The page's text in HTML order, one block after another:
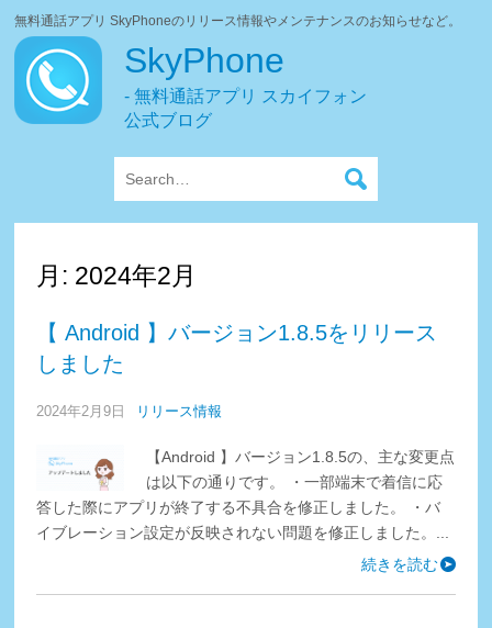
無料通話アプリ SkyPhoneのリリース情報やメンテナンスのお知らせなど。
SkyPhone
- 無料通話アプリ スカイフォン
公式ブログ
月: 2024年2月
【 Android 】バージョン1.8.5をリリース
しました
2024年2月9日 リリース情報
【Android 】バージョン1.8.5の、主な変更点
は以下の通りです。 ・一部端末で着信に応
答した際にアプリが終了する不具合を修正しました。 ・バ
イブレーション設定が反映されない問題を修正しました。...
続きを読む